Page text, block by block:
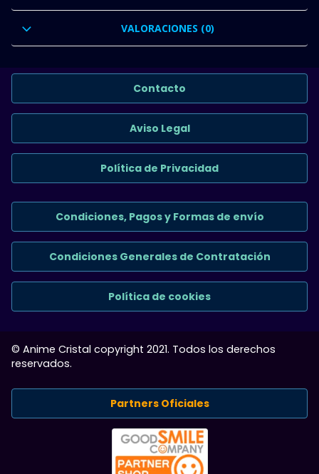
VALORACIONES (0)
Contacto
Aviso Legal
Política de Privacidad
Condiciones, Pagos y Formas de envío
Condiciones Generales de Contratación
Política de cookies
© Anime Cristal copyright 2021. Todos los derechos
reservados.
Partners Oficiales